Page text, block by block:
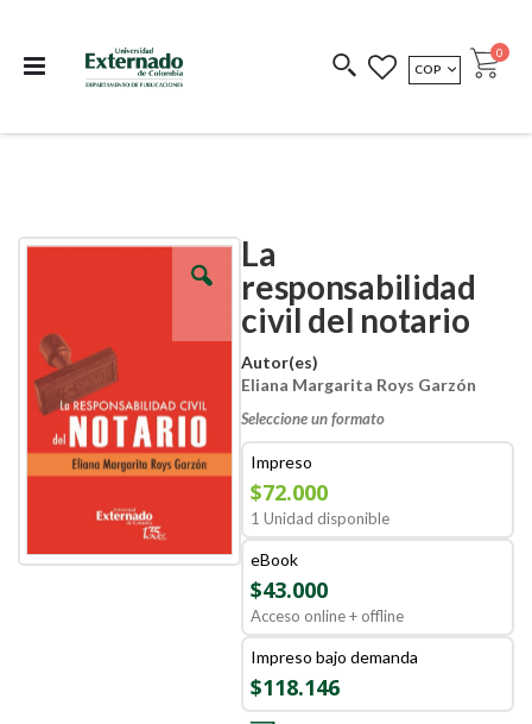
COEDICIONES REDIMIR CÓDIGO
MONEDA
COP Cart
0
La
responsabilidad
civil del notario
Autor(es)
Eliana Margarita Roys Garzón
Seleccione un formato
Impreso
$72.000
1 Unidad disponible
eBook
$43.000
Acceso online + offline
Impreso bajo demanda
$118.146
Skip
the
images
gallery
Skip
the
images
gallery